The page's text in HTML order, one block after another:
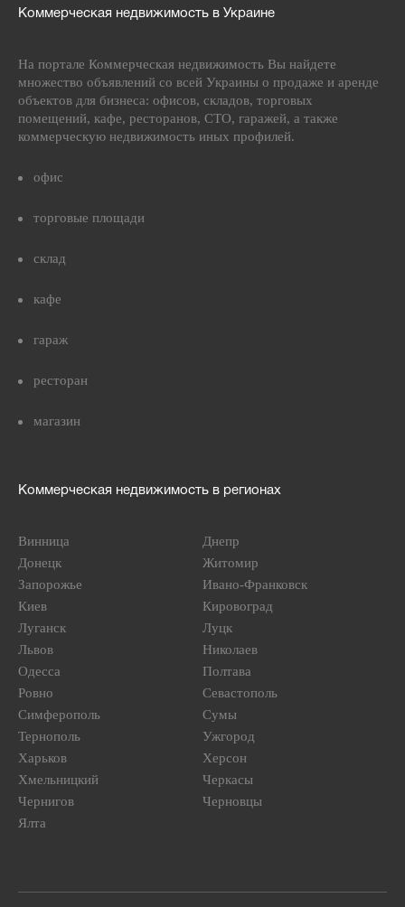
Коммерческая недвижимость в Украине
На портале Коммерческая недвижимость Вы найдете
множество объявлений со всей Украины о продаже и аренде
объектов для бизнеса: офисов, складов, торговых
помещений, кафе, ресторанов, СТО, гаражей, а также
коммерческую недвижимость иных профилей.
офис
торговые площади
склад
кафе
гараж
ресторан
магазин
Коммерческая недвижимость в регионах
Винница
Днепр
Донецк
Житомир
Запорожье
Ивано-Франковск
Киев
Кировоград
Луганск
Луцк
Львов
Николаев
Одесса
Полтава
Ровно
Севастополь
Симферополь
Сумы
Тернополь
Ужгород
Харьков
Херсон
Хмельницкий
Черкасы
Чернигов
Черновцы
Ялта